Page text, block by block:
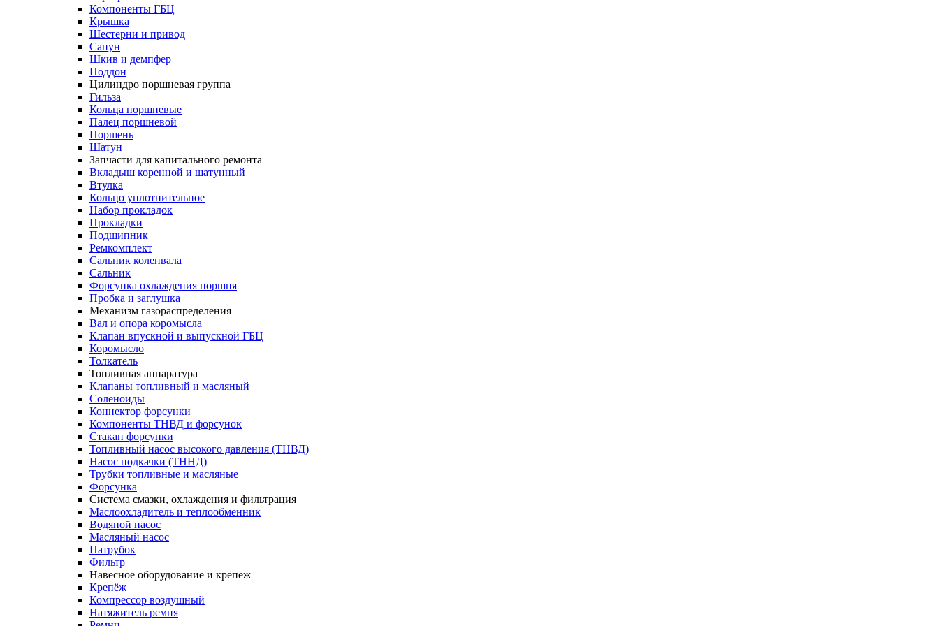
Компоненты ГБЦ
Крышка
Шестерни и привод
Сапун
Шкив и демпфер
Поддон
Цилиндро поршневая группа
Гильза
Кольца поршневые
Палец поршневой
Поршень
Шатун
Запчасти для капитального ремонта
Вкладыш коренной и шатунный
Втулка
Кольцо уплотнительное
Набор прокладок
Прокладки
Подшипник
Ремкомплект
Сальник коленвала
Сальник
Форсунка охлаждения поршня
Пробка и заглушка
Механизм газораспределения
Вал и опора коромысла
Клапан впускной и выпускной ГБЦ
Коромысло
Толкатель
Топливная аппаратура
Клапаны топливный и масляный
Соленоиды
Коннектор форсунки
Компоненты ТНВД и форсунок
Стакан форсунки
Топливный насос высокого давления (ТНВД)
Насос подкачки (ТННД)
Трубки топливные и масляные
Форсунка
Система смазки, охлаждения и фильтрация
Маслоохладитель и теплообменник
Водяной насос
Масляный насос
Патрубок
Фильтр
Навесное оборудование и крепеж
Крепёж
Компрессор воздушный
Натяжитель ремня